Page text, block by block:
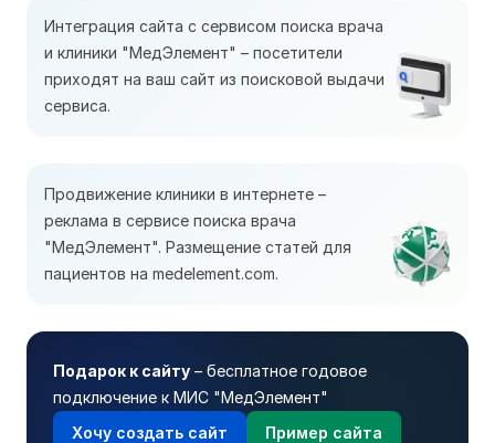
Интеграция сайта с сервисом поиска врача
и клиники "МедЭлемент" – посетители
приходят на ваш сайт из поисковой выдачи
сервиса.
Продвижение клиники в интернете –
реклама в сервисе поиска врача
"МедЭлемент". Размещение статей для
пациентов на medelement.com.
Подарок к сайту – бесплатное годовое
подключение к МИС "МедЭлемент"
Хочу создать сайт
Пример сайта